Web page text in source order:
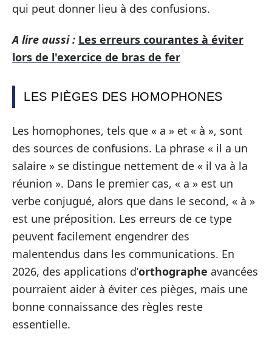
qui peut donner lieu à des confusions.
A lire aussi : Les erreurs courantes à éviter
lors de l'exercice de bras de fer
LES PIÈGES DES HOMOPHONES
Les homophones, tels que « a » et « à », sont
des sources de confusions. La phrase « il a un
salaire » se distingue nettement de « il va à la
réunion ». Dans le premier cas, « a » est un
verbe conjugué, alors que dans le second, « à »
est une préposition. Les erreurs de ce type
peuvent facilement engendrer des
malentendus dans les communications. En
2026, des applications d’orthographe avancées
pourraient aider à éviter ces pièges, mais une
bonne connaissance des règles reste
essentielle.